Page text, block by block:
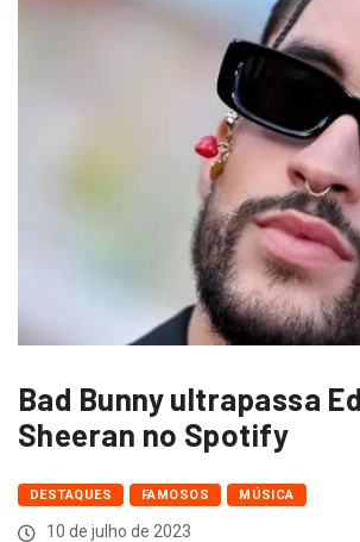
Bad Bunny ultrapassa Ed
Sheeran no Spotify
DESTAQUES FAMOSOS MÚSICA
10 de julho de 2023